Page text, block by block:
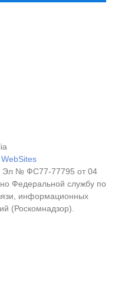
WebSites
Эл № ФС77-77795 от 04
Федеральной службу по
информационных
(Роскомнадзор).